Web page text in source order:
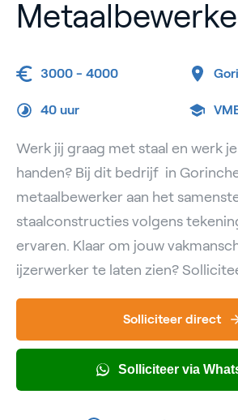
3000 - 4000
40 uur
Werk jij graag met staal en werk
handen? Bij dit bedrijf in
metaalbewerker aan het
staalconstructies volgens
ervaren. Klaar om jouw
ijzerwerker te laten zien?
Solliciteer direct
Solliciteer via